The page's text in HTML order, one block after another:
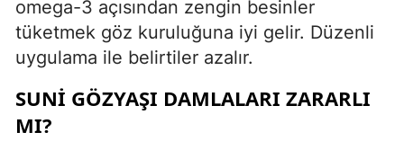
omega-3 açısından zengin besinler
tüketmek göz kuruluğuna iyi gelir. Düzenli
uygulama ile belirtiler azalır.
SUNI GÖZYAŞI DAMLALARI ZARARLI
MI?